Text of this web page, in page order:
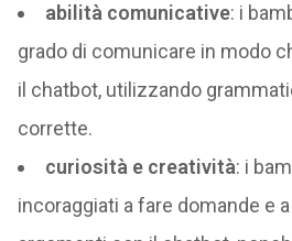
abilità comunicative: i
grado di comunicare in modo
il chatbot, utilizzando
corrette.
curiosità e creatività: i
incoraggiati a fare domande e